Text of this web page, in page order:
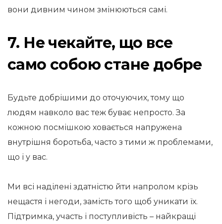
вони дивним чином змінюються самі.
7. Не чекайте, що все
само собою стане добре
Будьте добрішими до оточуючих, тому що
людям навколо вас теж буває непросто. За
кожною посмішкою ховається напружена
внутрішня боротьба, часто з тими ж проблемами,
що і у вас.
Ми всі наділені здатністю йти напролом крізь
нещастя і негоди, замість того щоб уникати їх.
Підтримка, участь і поступливість – найкращі